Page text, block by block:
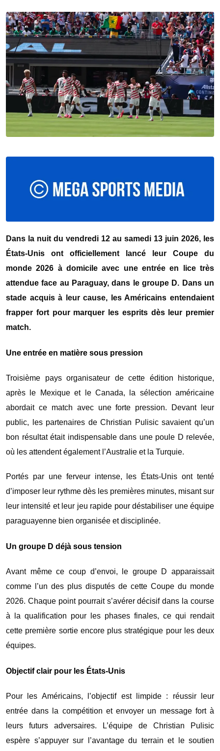
Dans la nuit du vendredi 12 au samedi 13 juin 2026, les
États-Unis ont officiellement lancé leur Coupe du
monde 2026 à domicile avec une entrée en lice très
attendue face au Paraguay, dans le groupe D. Dans un
stade acquis à leur cause, les Américains entendaient
frapper fort pour marquer les esprits dès leur premier
match.
Une entrée en matière sous pression
Troisième pays organisateur de cette édition historique,
après le Mexique et le Canada, la sélection américaine
abordait ce match avec une forte pression. Devant leur
public, les partenaires de Christian Pulisic savaient qu’un
bon résultat était indispensable dans une poule D relevée,
où les attendent également l’Australie et la Turquie.
Portés par une ferveur intense, les États-Unis ont tenté
d’imposer leur rythme dès les premières minutes, misant sur
leur intensité et leur jeu rapide pour déstabiliser une équipe
paraguayenne bien organisée et disciplinée.
Un groupe D déjà sous tension
Avant même ce coup d’envoi, le groupe D apparaissait
comme l’un des plus disputés de cette Coupe du monde
2026. Chaque point pourrait s’avérer décisif dans la course
à la qualification pour les phases finales, ce qui rendait
cette première sortie encore plus stratégique pour les deux
équipes.
Objectif clair pour les États-Unis
Pour les Américains, l’objectif est limpide : réussir leur
entrée dans la compétition et envoyer un message fort à
leurs futurs adversaires. L’équipe de Christian Pulisic
espère s’appuyer sur l’avantage du terrain et le soutien